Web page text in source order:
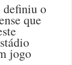
definiu o
que
jogo